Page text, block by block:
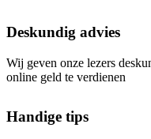
Deskundig advies
Wij geven onze lezers
online geld te verdienen
Handige tips